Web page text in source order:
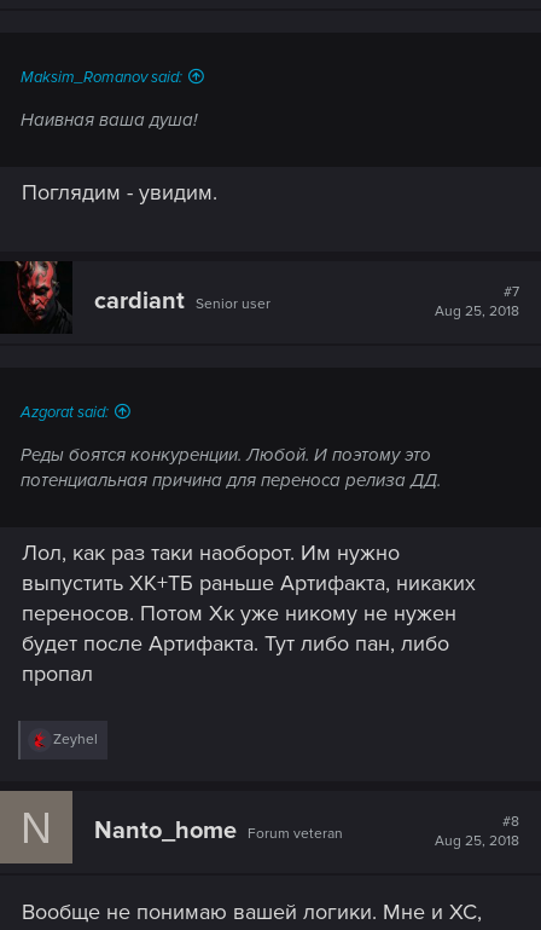
Maksim_Romanov said:
Наивная ваша душа!
Поглядим - увидим.
cardiant Senior user
#7
Aug 25, 2018
Azgorat said:
Реды боятся конкуренции. Любой. И поэтому это
потенциальная причина для переноса релиза ДД.
Лол, как раз таки наоборот. Им нужно
выпустить ХК+ТБ раньше Артифакта, никаких
переносов. Потом Хк уже никому не нужен
будет после Артифакта. Тут либо пан, либо
пропал
R
c
:
Zeyhel
N Nanto_home Forum veteran
#8
Aug 25, 2018
Вообще не понимаю вашей логики. Мне и ХС,